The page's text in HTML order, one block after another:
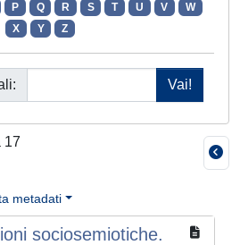
P Q R S T U V
W
X
Y Z
17
metadati
sociosemiotiche.